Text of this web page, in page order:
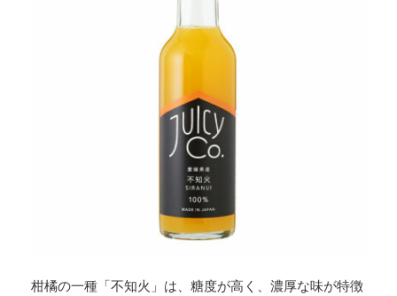
柑橘の一種「不知火」は、糖度が高く、濃厚な味が特徴